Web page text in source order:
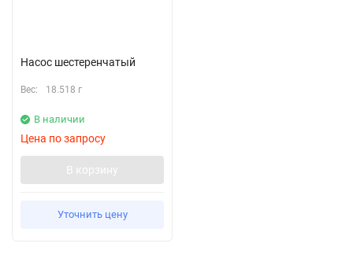
Насос шестеренчатый
Вес: 18.518 г
В наличии
Цена по запросу
В корзину
Уточнить цену